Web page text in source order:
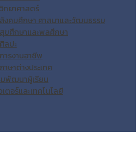
ทยาศาสตร์
งคมศึกษา ศาสนาและวัฒนธรรม
ขศึกษาและพลศึกษา
ลปะ
ารงานอาชีพ
าษาต่างประเทศ
พัฒนาผู้เรียน
อร์และเทคโนโลยี